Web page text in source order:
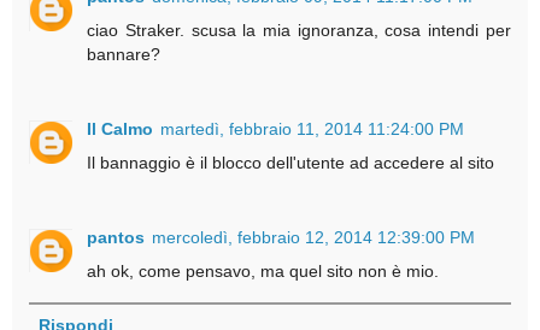
ciao Straker. scusa la mia ignoranza, cosa intendi per
bannare?
Il Calmo martedì, febbraio 11, 2014 11:24:00 PM
Il bannaggio è il blocco dell'utente ad accedere al sito
pantos mercoledì, febbraio 12, 2014 12:39:00 PM
ah ok, come pensavo, ma quel sito non è mio.
Rispondi